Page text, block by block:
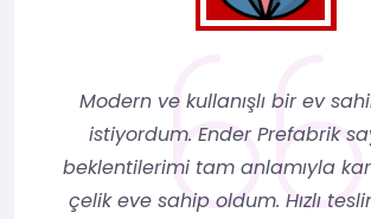
Modern ve kullanışlı bir ev
istiyordum. Ender Prefabrik
beklentilerimi tam anlamıyla
çelik eve sahip oldum. Hızlı